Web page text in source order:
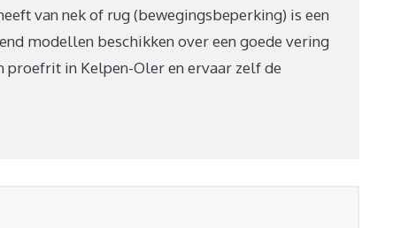
van nek of rug (bewegingsbeperking) is een
modellen beschikken over een goede vering
proefrit in Kelpen-Oler en ervaar zelf de